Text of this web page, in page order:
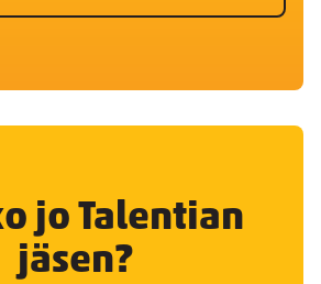
jo Talentian
jäsen?